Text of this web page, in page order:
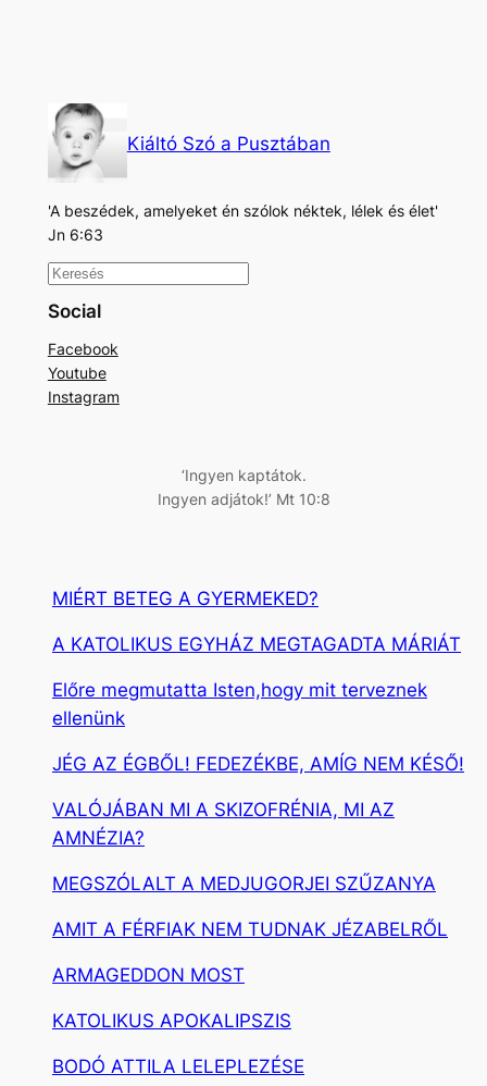
Kiáltó Szó a Pusztában
'A beszédek, amelyeket én szólok néktek, lélek és élet'
Jn 6:63
K
e
e
s
Social
Facebook
Youtube
Instagram
‘Ingyen kaptátok.
Ingyen adjátok!’ Mt 10:8
MIÉRT BETEG A GYERMEKED?
A KATOLIKUS EGYHÁZ MEGTAGADTA MÁRIÁT
Előre megmutatta Isten,hogy mit terveznek
ellenünk
JÉG AZ ÉGBŐL! FEDEZÉKBE, AMÍG NEM KÉSŐ!
VALÓJÁBAN MI A SKIZOFRÉNIA, MI AZ
AMNÉZIA?
MEGSZÓLALT A MEDJUGORJEI SZŰZANYA
AMIT A FÉRFIAK NEM TUDNAK JÉZABELRŐL
ARMAGEDDON MOST
KATOLIKUS APOKALIPSZIS
BODÓ ATTILA LELEPLEZÉSE